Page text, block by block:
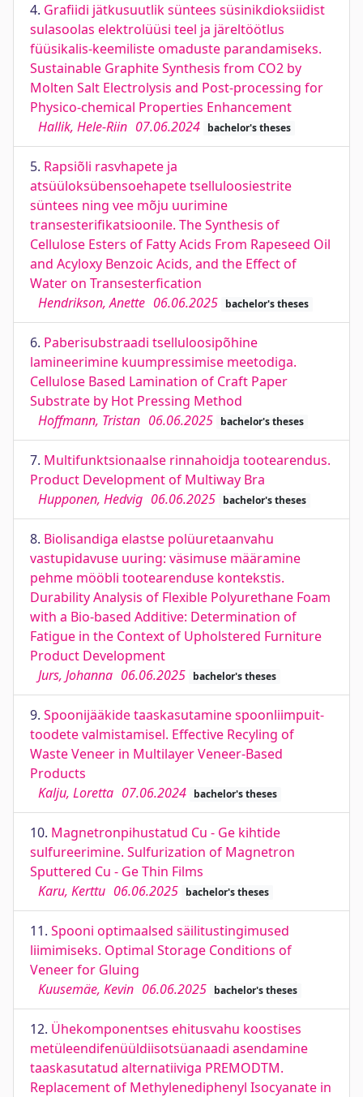
4. Grafiidi jätkusuutlik süntees süsinikdioksiidist
sulasoolas elektrolüüsi teel ja järeltöötlus
füüsikalis-keemiliste omaduste parandamiseks.
Sustainable Graphite Synthesis from CO2 by
Molten Salt Electrolysis and Post-processing for
Physico-chemical Properties Enhancement
Hallik, Hele-Riin 07.06.2024 bachelor's theses
5. Rapsiõli rasvhapete ja
atsüüloksübensoehapete tselluloosiestrite
süntees ning vee mõju uurimine
transesterifikatsioonile. The Synthesis of
Cellulose Esters of Fatty Acids From Rapeseed Oil
and Acyloxy Benzoic Acids, and the Effect of
Water on Transesterfication
Hendrikson, Anette 06.06.2025 bachelor's theses
6. Paberisubstraadi tselluloosipõhine
lamineerimine kuumpressimise meetodiga.
Cellulose Based Lamination of Craft Paper
Substrate by Hot Pressing Method
Hoffmann, Tristan 06.06.2025 bachelor's theses
7. Multifunktsionaalse rinnahoidja tootearendus.
Product Development of Multiway Bra
Hupponen, Hedvig 06.06.2025 bachelor's theses
8. Biolisandiga elastse polüuretaanvahu
vastupidavuse uuring: väsimuse määramine
pehme mööbli tootearenduse kontekstis.
Durability Analysis of Flexible Polyurethane Foam
with a Bio-based Additive: Determination of
Fatigue in the Context of Upholstered Furniture
Product Development
Jurs, Johanna 06.06.2025 bachelor's theses
9. Spoonijääkide taaskasutamine spoonliimpuit-
toodete valmistamisel. Effective Recyling of
Waste Veneer in Multilayer Veneer-Based
Products
Kalju, Loretta 07.06.2024 bachelor's theses
10. Magnetronpihustatud Cu - Ge kihtide
sulfureerimine. Sulfurization of Magnetron
Sputtered Cu - Ge Thin Films
Karu, Kerttu 06.06.2025 bachelor's theses
11. Spooni optimaalsed säilitustingimused
liimimiseks. Optimal Storage Conditions of
Veneer for Gluing
Kuusemäe, Kevin 06.06.2025 bachelor's theses
12. Ühekomponentses ehitusvahu koostises
metüleendifenüüldiisotsüanaadi asendamine
taaskasutatud alternatiiviga PREMODTM.
Replacement of Methylenediphenyl Isocyanate in